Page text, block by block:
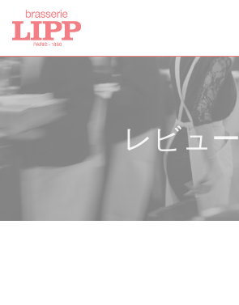
クッキー利用の管理について
レビュー